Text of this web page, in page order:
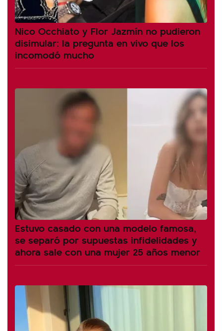
Nico Occhiato y Flor Jazmín no pudieron
disimular: la pregunta en vivo que los
incomodó mucho
Estuvo casado con una modelo famosa,
se separó por supuestas infidelidades y
ahora sale con una mujer 25 años menor